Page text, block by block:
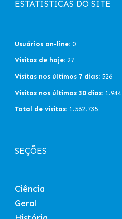
ESTATÍSTICAS DO SITE
Usuários on-line: 0
Visitas de hoje: 27
Visitas nos últimos 7 dias: 526
Visitas nos últimos 30 dias: 1.944
Total de visitas: 1.562.735
SEÇÕES
Ciência
Geral